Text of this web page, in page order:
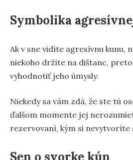
Symbolika
Ak v sne vidíte agresívnu kunu,
niekoho držíte na dištanc,
vyhodnotiť jeho úmysly.
Niekedy sa vám zdá, že ste tú
ďalšom momente jej
rezervovaní, kým si nevytvoríte
Sen o svorke kún